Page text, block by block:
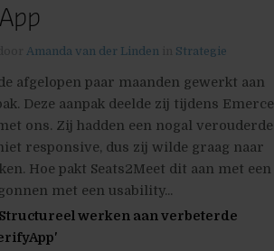
Amanda van der Lindenin Strategie
afgelopen paar maanden gewerkt aan
Deze aanpak deelde zij tijdens Emerce
ons. Zij hadden een nogal verouderde
responsive, dus zij wilde graag naar
Hoe pakt Seats2Meet dit aan met een
met een usability...
werken aan verbeterde